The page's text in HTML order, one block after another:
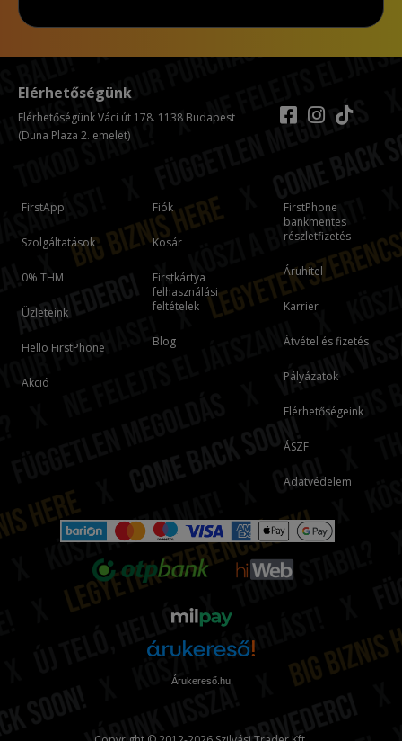
FirstApp
Szolgáltatások
0% THM
Üzleteink
Hello FirstPhone
Akció
Fiók
Kosár
Firstkártya
felhasználási
feltételek
Blog
FirstPhone
bankmentes
részletfizetés
Áruhitel
Karrier
Átvétel és fizetés
Pályázatok
Elérhetőségeink
ÁSZF
Adatvédelem
Elérhetőségünk
Elérhetőségünk Váci út 178. 1138 Budapest
(Duna Plaza 2. emelet)
Árukereső.hu